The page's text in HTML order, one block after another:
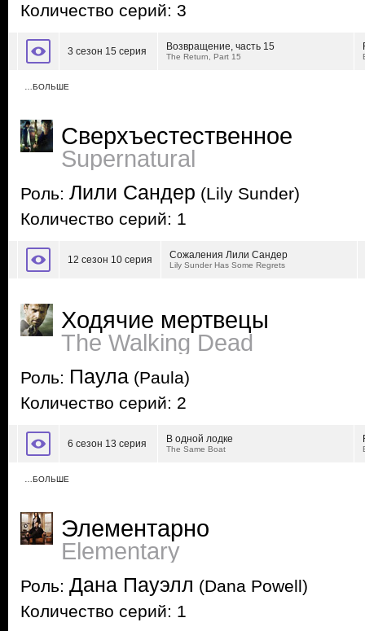
Количество серий: 3
3 сезон 15 серия Возвращение, часть 15
The Return, Part 15
…БОЛЬШЕ
Сверхъестественное
Supernatural
Роль: Лили Сандер (Lily Sunder)
Количество серий: 1
12 сезон 10 серия Сожаления Лили Сандер
Lily Sunder Has Some Regrets
Ходячие мертвецы
The Walking Dead
Роль: Паула (Paula)
Количество серий: 2
6 сезон 13 серия В одной лодке
The Same Boat
…БОЛЬШЕ
Элементарно
Elementary
Роль: Дана Пауэлл (Dana Powell)
Количество серий: 1